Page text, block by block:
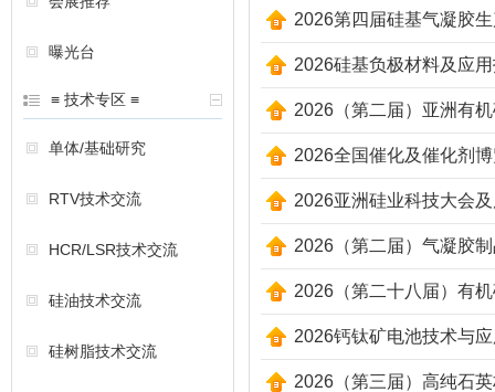
曝光台
≡ 技术专区 ≡
单体/基础研究
RTV技术交流
HCR/LSR技术交流
硅油技术交流
硅树脂技术交流
2026第四届硅基气凝胶
2026硅基负极材料及应
2026（第二届）亚洲有
2026全国催化及催化剂
2026亚洲硅业科技大会
2026（第二届）气凝胶
2026（第二十八届）有
2026钙钛矿电池技术与
2026（第三届）高纯石